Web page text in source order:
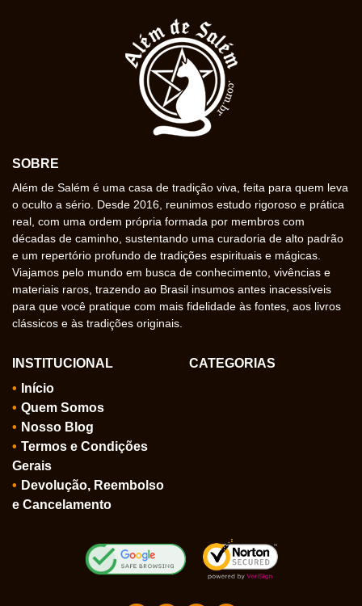
SOBRE
Além de Salém é uma casa de tradição viva, feita para quem leva
o oculto a sério. Desde 2016, reunimos estudo rigoroso e prática
real, com uma ordem própria formada por membros com
décadas de caminho, sustentando uma curadoria de alto padrão
e um repertório profundo de tradições espirituais e mágicas.
Viajamos pelo mundo em busca de conhecimento, vivências e
materiais raros, trazendo ao Brasil insumos antes inacessíveis
para que você pratique com mais fidelidade às fontes, aos livros
clássicos e às tradições originais.
INSTITUCIONAL
Início
Quem Somos
Nosso Blog
Termos e Condições
Gerais
Devolução, Reembolso
e Cancelamento
CATEGORIAS